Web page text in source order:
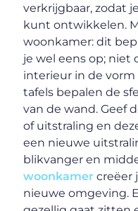
verkrijgbaar, zodat
kunt ontwikkelen.
woonkamer: dit
je wel eens op; niet
interieur in de vorm
tafels bepalen de
van de wand. Geef
of uitstraling en
een nieuwe
blikvanger en
woonkamer creëer
nieuwe omgeving.